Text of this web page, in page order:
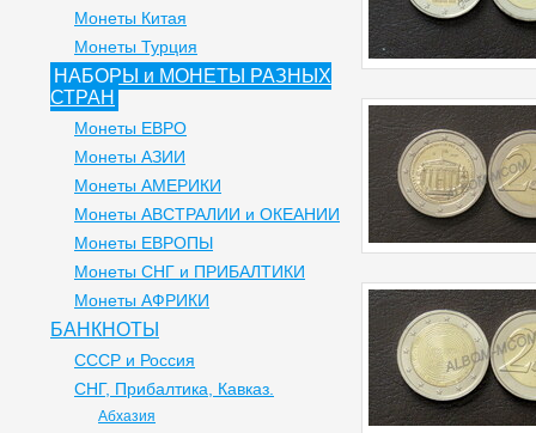
Монеты Китая
Монеты Турция
НАБОРЫ и МОНЕТЫ РАЗНЫХ
СТРАН
Монеты ЕВРО
Монеты АЗИИ
Монеты АМЕРИКИ
Монеты АВСТРАЛИИ и ОКЕАНИИ
Монеты ЕВРОПЫ
Монеты СНГ и ПРИБАЛТИКИ
Монеты АФРИКИ
БАНКНОТЫ
СССР и Россия
СНГ, Прибалтика, Кавказ.
Абхазия